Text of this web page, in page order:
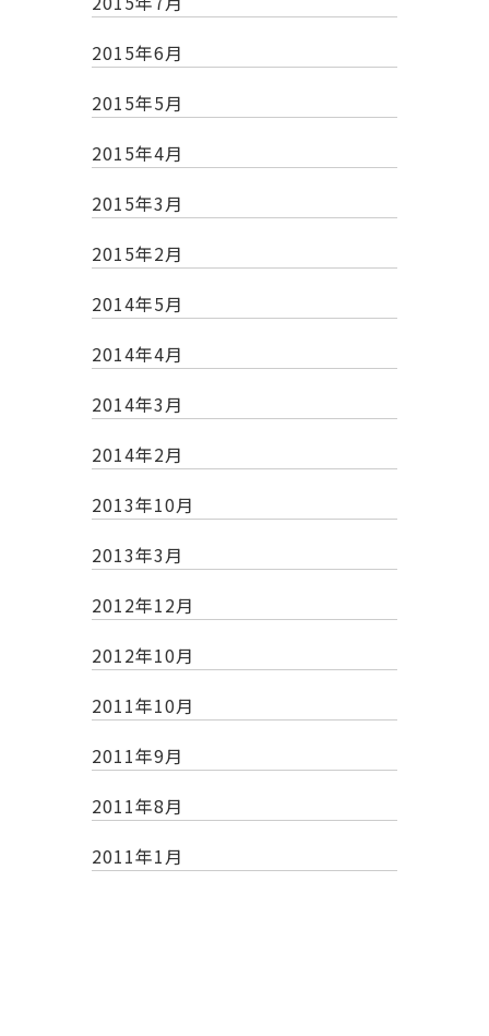
2015年6月
2015年5月
2015年4月
2015年3月
2015年2月
2014年5月
2014年4月
2014年3月
2014年2月
2013年10月
2013年3月
2012年12月
2012年10月
2011年10月
2011年9月
2011年8月
2011年1月